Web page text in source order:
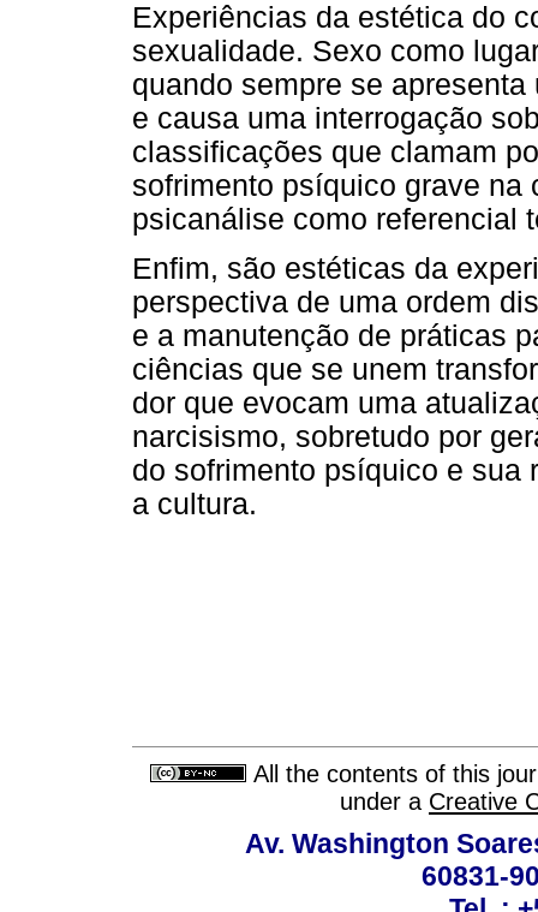
Experiências da estética do
sexualidade. Sexo como
quando sempre se
e causa uma interrogação
classificações que clamam
sofrimento psíquico grave
psicanálise como referencial
Enfim, são estéticas da
perspectiva de uma ordem
e a manutenção de práticas
ciências que se unem
dor que evocam uma
narcisismo, sobretudo por
do sofrimento psíquico e sua
a cultura.
All the contents of this
under a Creative
Av. Washington
60831-